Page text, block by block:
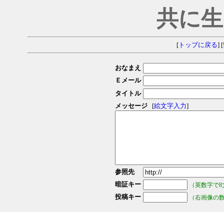
共に
[トップに戻る] [
おなまえ
Ｅメール
タイトル
メッセージ
[絵文字入力]
参照先
暗証キー
（英数字で
投稿キー （右画像の